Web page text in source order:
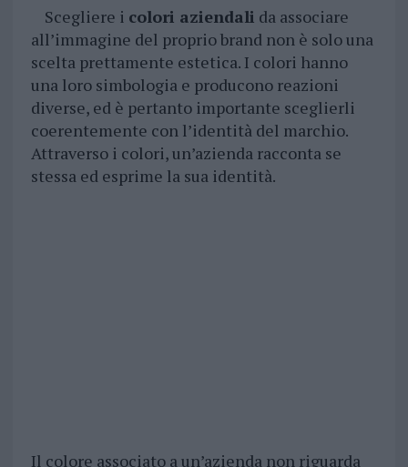
Scegliere i colori aziendali da associare
all’immagine del proprio brand non è solo una
scelta prettamente estetica. I colori hanno
una loro simbologia e producono reazioni
diverse, ed è pertanto importante sceglierli
coerentemente con l’identità del marchio.
Attraverso i colori, un’azienda racconta se
stessa ed esprime la sua identità.
Il colore associato a un’azienda non riguarda